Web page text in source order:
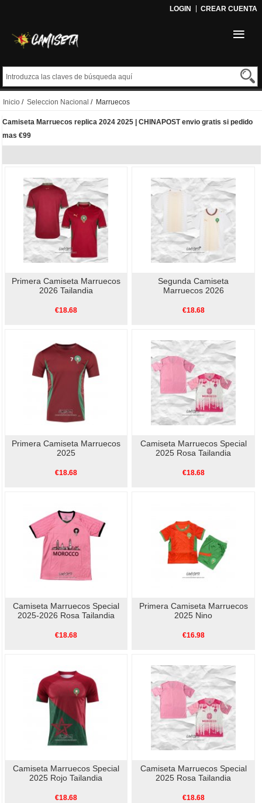
LOGIN CREAR CUENTA
Inicio / Seleccion Nacional / Marruecos
Camiseta Marruecos replica 2024 2025 | CHINAPOST envio gratis si pedido
mas €99
Primera Camiseta Marruecos
2026 Tailandia
€18.68
Segunda Camiseta
Marruecos 2026
€18.68
Primera Camiseta Marruecos
2025
€18.68
Camiseta Marruecos Special
2025 Rosa Tailandia
€18.68
Camiseta Marruecos Special
2025-2026 Rosa Tailandia
€18.68
Primera Camiseta Marruecos
2025 Nino
€16.98
Camiseta Marruecos Special
2025 Rojo Tailandia
€18.68
Camiseta Marruecos Special
2025 Rosa Tailandia
€18.68